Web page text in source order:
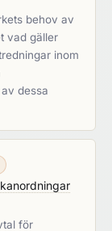
behov av
vad gäller
inom
dessa
för